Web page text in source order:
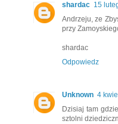
shardac 15
Andrzeju, ze
przy
shardac
Odpowiedz
Unknown 4
Dzisiaj tam
sztolni